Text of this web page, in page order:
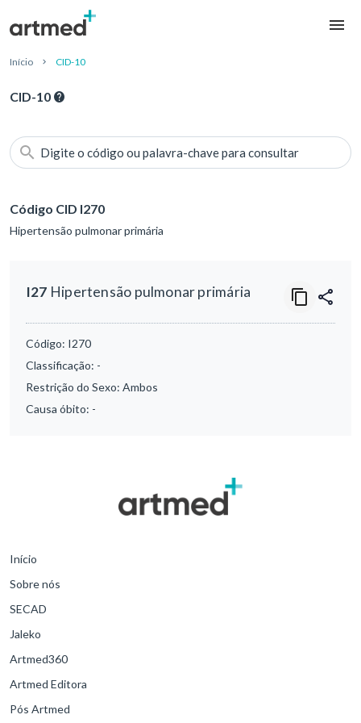
Início CID-10
CID-10
Digite o código ou palavra-chave para consultar
Código CID I270
Hipertensão pulmonar primária
I27 Hipertensão pulmonar primária
Código: I270
Classificação: -
Restrição do Sexo: Ambos
Causa óbito: -
Início
Sobre nós
SECAD
Jaleko
Artmed360
Artmed Editora
Pós Artmed